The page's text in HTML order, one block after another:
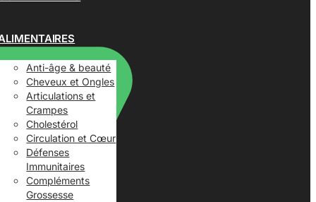
Anti-âge & beauté
Cheveux et Ongles
Articulations et
Crampes
Cholestérol
Circulation et Cœur
Défenses
Immunitaires
Compléments
Grossesse